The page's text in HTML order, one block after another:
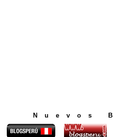
Nuevos